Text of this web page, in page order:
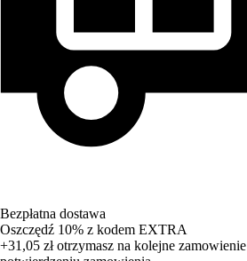
Bezpłatna dostawa
Oszczędź 10% z kodem EXTRA
+31,05 złotrzymasz na kolejne zamowienie